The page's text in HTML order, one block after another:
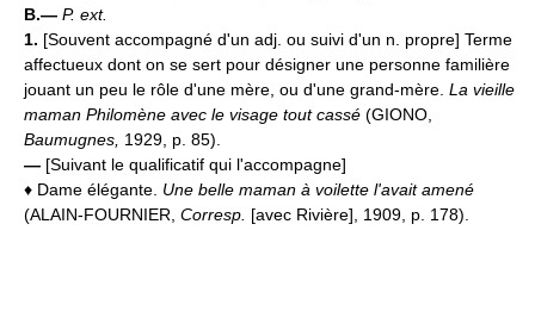
B.— P. ext.
1. [Souvent accompagné d'un adj. ou suivi d'un n. propre] Terme
affectueux dont on se sert pour désigner une personne familière
jouant un peu le rôle d'une mère, ou d'une grand-mère. La vieille
maman Philomène avec le visage tout cassé (GIONO,
Baumugnes, 1929, p. 85).
— [Suivant le qualificatif qui l'accompagne]
♦ Dame élégante. Une belle maman à voilette l'avait amené
(ALAIN-FOURNIER, Corresp. [avec Rivière], 1909, p. 178).